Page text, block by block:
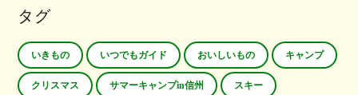
タグ
いきもの いつでもガイド おいしいもの キャンプ
クリスマス サマーキャンプin信州 スキー